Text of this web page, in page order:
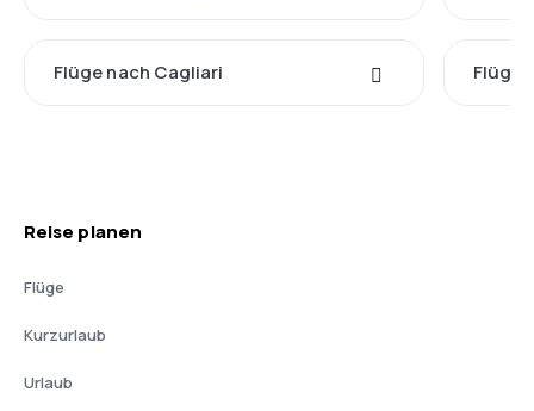
Flüge nach Cagliari Flüge
Reise planen
Flüge
Kurzurlaub
Urlaub